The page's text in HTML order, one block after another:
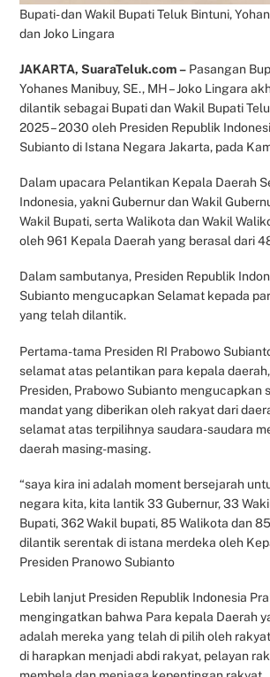
Bupati- dan Wakil Bupati Teluk Bintuni,
dan Joko Lingara
JAKARTA, SuaraTeluk.com – Pasangan
Yohanes Manibuy, SE., MH – Joko Lingara
dilantik sebagai Bupati dan Wakil Bupati
2025 – 2030 oleh Presiden Republik
Subianto di Istana Negara Jakarta, pada
Dalam upacara Pelantikan Kepala Daerah
Indonesia, yakni Gubernur dan Wakil
Wakil Bupati, serta Walikota dan Wakil
oleh 961 Kepala Daerah yang berasal dari
Dalam sambutanya, Presiden Republik
Subianto mengucapkan Selamat kepada
yang telah dilantik.
Pertama-tama Presiden RI Prabowo
selamat atas pelantikan para kepala
Presiden, Prabowo Subianto mengucapkan
mandat yang diberikan oleh rakyat dari
selamat atas terpilihnya saudara-saudara
daerah masing-masing.
“saya kira ini adalah moment bersejarah
negara kita, kita lantik 33 Gubernur, 33
Bupati, 362 Wakil bupati, 85 Walikota dan
dilantik serentak di istana merdeka oleh
Presiden Pranowo Subianto
Lebih lanjut Presiden Republik Indonesia
mengingatkan bahwa Para kepala Daerah
adalah mereka yang telah di pilih oleh
di harapkan menjadi abdi rakyat, pelayan